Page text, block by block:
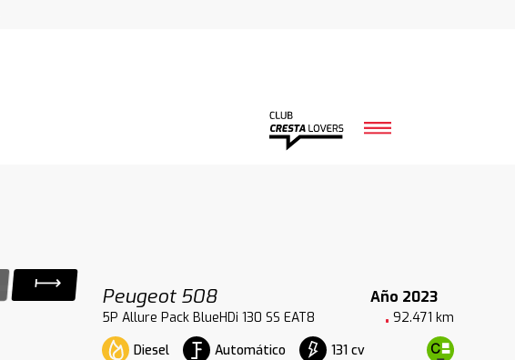
Peugeot 508
Año 2023
5P Allure Pack BlueHDi 130 SS EAT8
92.471 km
Diesel
Automático 131 cv